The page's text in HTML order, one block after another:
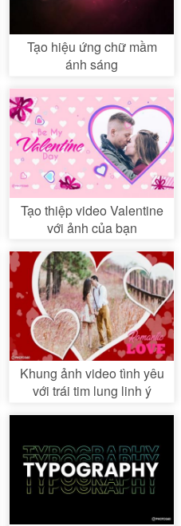
Tạo hiệu ứng chữ mầm
ánh sáng
Tạo thiệp video Valentine
với ảnh của bạn
Khung ảnh video tình yêu
với trái tim lung linh ý